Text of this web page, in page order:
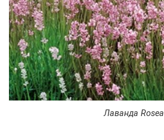
Лаванда Rosea